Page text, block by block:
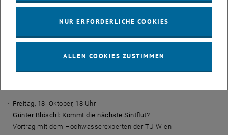
Mittwoch, 16. Oktober, 18 Uhr
Robert Misik: Ist unsere Politik noch zu retten? Auswege aus der
Donnerstag, 17. Oktober, 18 Uhr
Freitag, 18. Oktober, 18 Uhr
Günter Blöschl: Kommt die nächste Sintflut?
Vortrag mit dem Hochwasserexperten der TU Wien
NUR ERFORDERLICHE COOKIES
ALLEN COOKIES ZUSTIMMEN